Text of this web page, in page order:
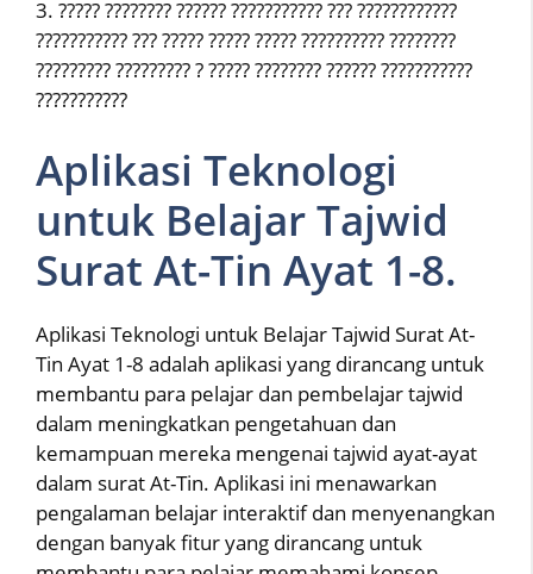
3. ????? ???????? ?????? ??????????? ??? ????????????
??????????? ??? ????? ????? ????? ?????????? ????????
????????? ????????? ? ????? ???????? ?????? ???????????
???????????
Aplikasi Teknologi
untuk Belajar Tajwid
Surat At-Tin Ayat 1-8.
Aplikasi Teknologi untuk Belajar Tajwid Surat At-
Tin Ayat 1-8 adalah aplikasi yang dirancang untuk
membantu para pelajar dan pembelajar tajwid
dalam meningkatkan pengetahuan dan
kemampuan mereka mengenai tajwid ayat-ayat
dalam surat At-Tin. Aplikasi ini menawarkan
pengalaman belajar interaktif dan menyenangkan
dengan banyak fitur yang dirancang untuk